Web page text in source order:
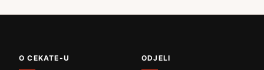
O CEKATE-U ODJELI